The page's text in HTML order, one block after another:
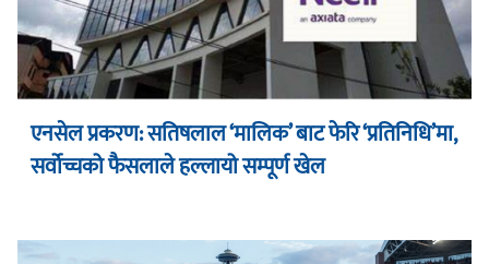
एनसेल प्रकरण: सतिषलाल ‘मालिक’ बाट फेरि ‘प्रतिनिधि’मा,
सर्वोच्चको फैसलाले हल्लायो सम्पूर्ण खेल